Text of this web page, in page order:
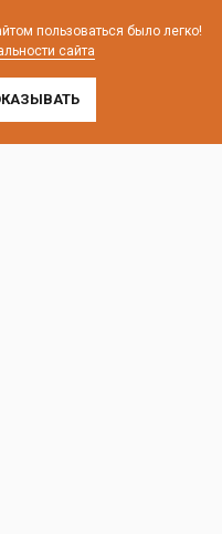
пользоваться было легко!
сайта